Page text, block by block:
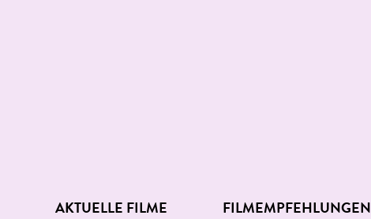
AKTUELLE FILME FILMEMPFEHLUNGEN